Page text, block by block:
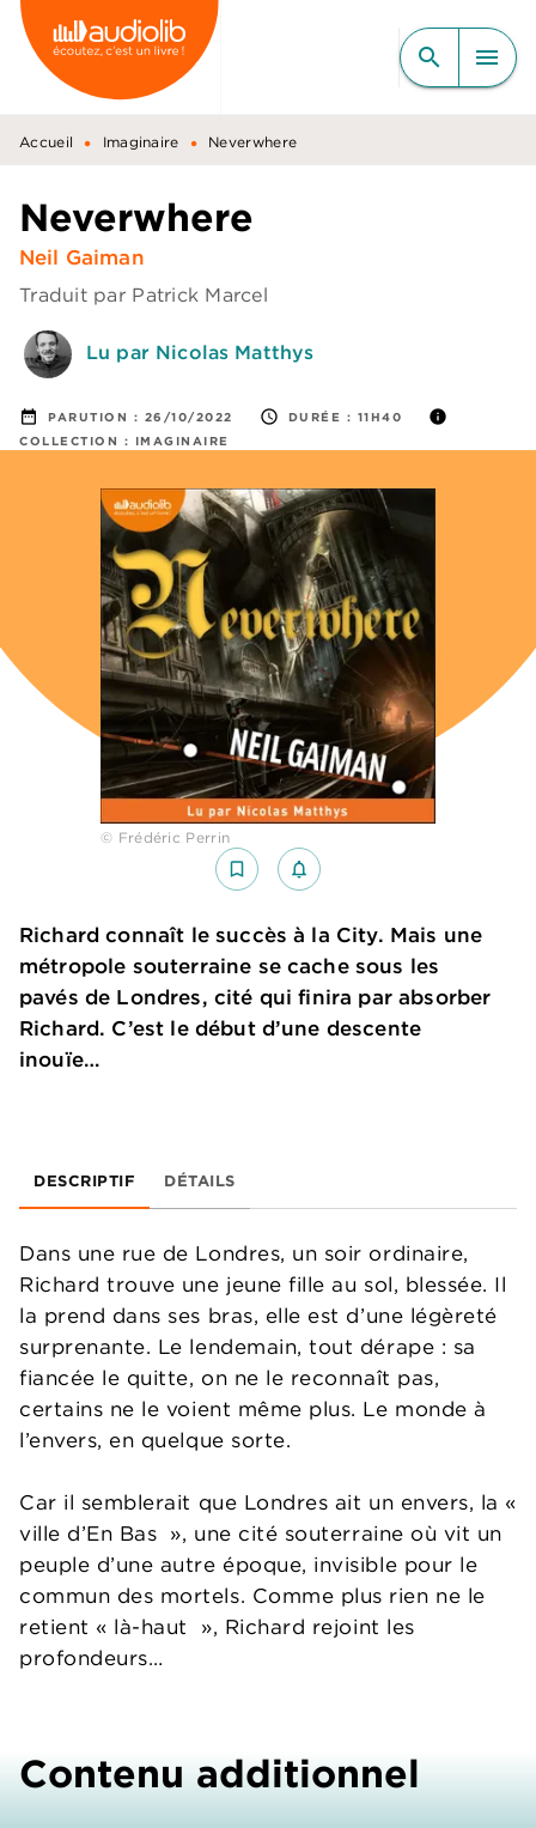
MENU RECHERCHE
CONTENU
PIED DE PAGE
search menu
Accueil • Imaginaire • Neverwhere
Neverwhere
Neil Gaiman
Traduit par Patrick Marcel
Lu par Nicolas Matthys
date_range PARUTION : 26/10/2022 access_time DURÉE : 11H40 info
COLLECTION : IMAGINAIRE
© Frédéric Perrin
bookmark_border notifications_none_outlined
Richard connaît le succès à la City. Mais une
métropole souterraine se cache sous les
pavés de Londres, cité qui finira par absorber
Richard. C’est le début d’une descente
inouïe…
DESCRIPTIF DÉTAILS
Dans une rue de Londres, un soir ordinaire,
Richard trouve une jeune fille au sol, blessée. Il
la prend dans ses bras, elle est d’une légèreté
surprenante. Le lendemain, tout dérape : sa
fiancée le quitte, on ne le reconnaît pas,
certains ne le voient même plus. Le monde à
l’envers, en quelque sorte.
Car il semblerait que Londres ait un envers, la «
ville d’En Bas », une cité souterraine où vit un
peuple d’une autre époque, invisible pour le
commun des mortels. Comme plus rien ne le
retient « là-haut », Richard rejoint les
profondeurs…
Contenu additionnel